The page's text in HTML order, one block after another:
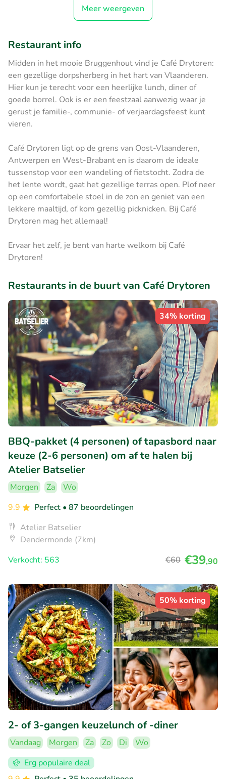
Meer weergeven
Restaurant info
Midden in het mooie Bruggenhout vind je Café Drytoren:
een gezellige dorpsherberg in het hart van Vlaanderen.
Hier kun je terecht voor een heerlijke lunch, diner of
goede borrel. Ook is er een feestzaal aanwezig waar je
gerust je familie-, communie- of verjaardagsfeest kunt
vieren.
Café Drytoren ligt op de grens van Oost-Vlaanderen,
Antwerpen en West-Brabant en is daarom de ideale
tussenstop voor een wandeling of fietstocht. Zodra de
het lente wordt, gaat het gezellige terras open. Plof neer
op een comfortabele stoel in de zon en geniet van een
lekkere maaltijd, of kom gezellig picknicken. Bij Café
Drytoren mag het allemaal!
Ervaar het zelf, je bent van harte welkom bij Café
Drytoren!
Restaurants in de buurt van Café Drytoren
34% korting
BBQ-pakket (4 personen) of tapasbord naar
keuze (2-6 personen) om af te halen bij
Atelier Batselier
Morgen Za
Wo
9.9
Perfect • 87 beoordelingen
Atelier Batselier
Dendermonde (7km)
Verkocht: 563
€60 €39,90
50% korting
2- of 3-gangen keuzelunch of -diner
Vandaag Morgen Za Zo Di
Wo
Erg populaire deal